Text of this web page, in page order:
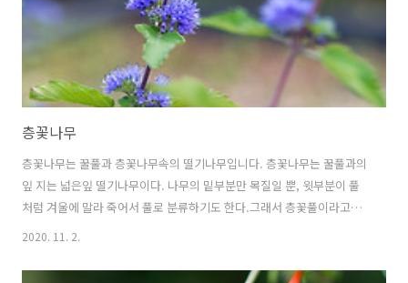
층꽃나무
층꽃나무는 꿀풀과 층꽃나무속의 떨기나무입니다. 층꽃나무는 꿀풀과의
잎 지는 넓은잎 떨기나무이다. 나무의 밑부분만 목질일 뿐, 윗부분이 풀
처럼 겨울에 말라 죽어서 풀로 분류하기도 한다.그래서 층꽃풀이라고도
부른다. 한국·중국·타이완에 분포한다. --출처:위키백과-- 층꽃나무의
(Thunb.) Miq. (1865) 분류 식물계 └ 속씨식물문 └ 쌍떡잎식물강 └
2020. 11. 2.